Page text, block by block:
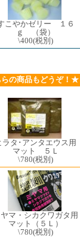
こやかゼリー １６
ｇ （袋）
\400(税別)
の商品もどうぞ！★
ラタ･アンタエウス用
マット ５Ｌ
\780(税別)
ヤマ・シカクワガタ用
マット（５Ｌ）
\780(税別)